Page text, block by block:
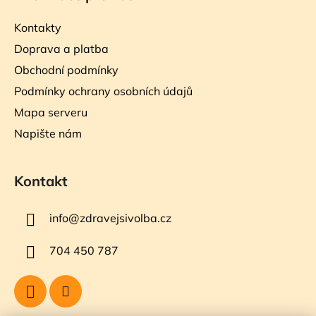
Kontakty
Doprava a platba
Obchodní podmínky
Podmínky ochrany osobních údajů
Mapa serveru
Napište nám
Kontakt
info@zdravejsivolba.cz
704 450 787